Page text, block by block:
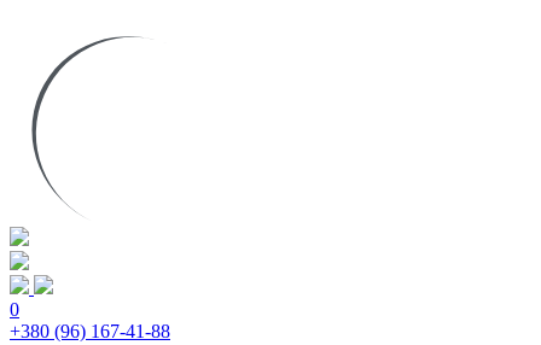
0
+380 (96) 167-41-88